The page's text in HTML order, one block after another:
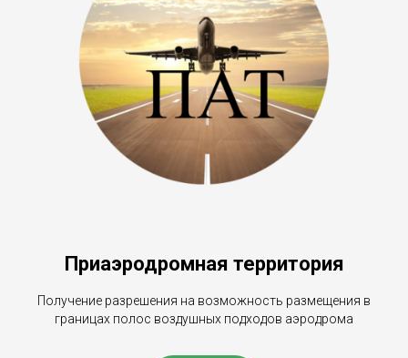
Приаэродромная территория
Получение разрешения на возможность размещения в
границах полос воздушных подходов аэродрома